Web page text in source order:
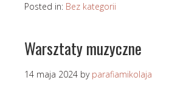
Posted in: Bez kategorii
Warsztaty muzyczne
14 maja 2024 by parafiamikolaja